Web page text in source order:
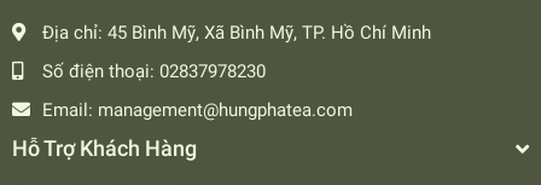
Địa chỉ: 45 Bình Mỹ, Xã Bình Mỹ, TP. Hồ Chí Minh
Số điện thoại: 02837978230
Email: management@hungphatea.com
Hỗ Trợ Khách Hàng